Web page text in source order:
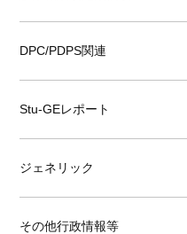
DPC/PDPS関連
Stu-GEレポート
ジェネリック
その他行政情報等